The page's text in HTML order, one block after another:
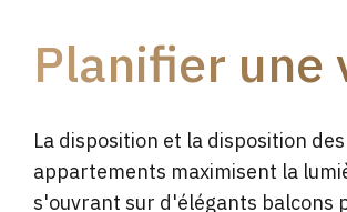
Planifier une
La disposition et la disposition des
appartements maximisent la
s'ouvrant sur d'élégants balcons